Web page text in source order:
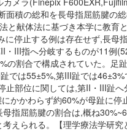
積の総和を長母指屈筋腱
献体法に基づき本学に教
停止する例は存在せず,長
III指へ分岐するものが11例
割合で構成されていた。
では55±5%,第III趾では
部位に関しては,第II・III趾
かかわらず約60%が母趾に
指屈筋腱の割合は,概ね
えられる。【理学療法学研